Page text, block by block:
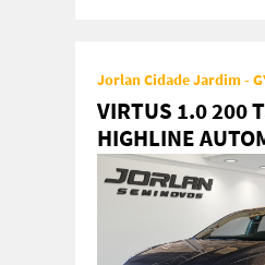
Jorlan Cidade Jardim -
VIRTUS 1.0 200
HIGHLINE